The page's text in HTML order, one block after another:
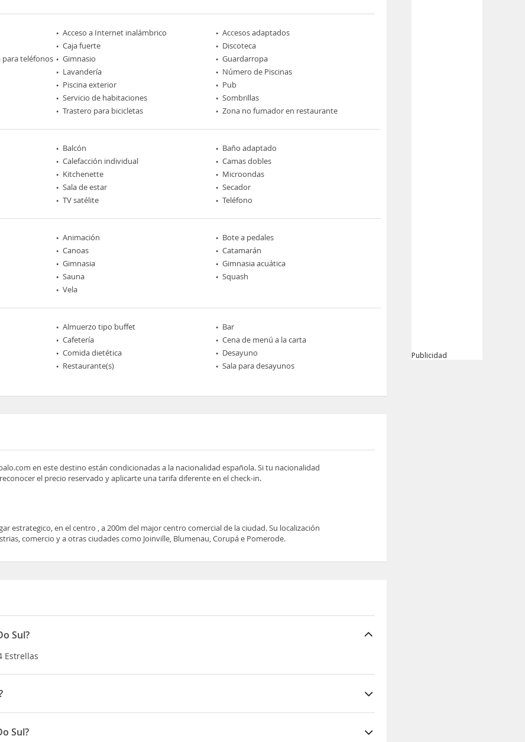
Acceso a Internet inalámbrico
Accesos adaptados
Caja fuerte
Discoteca
teléfonos
Gimnasio
Guardarropa
Lavandería
Número de Piscinas
Piscina exterior
Pub
Servicio de habitaciones
Sombrillas
Trastero para bicicletas Zona no fumador en restaurante
Balcón
Baño adaptado
Calefacción individual
Camas dobles
Kitchenette
Microondas
Sala de estar
Secador
TV satélite Teléfono
Animación
Bote a pedales
Canoas
Catamarán
Gimnasia
Gimnasia acuática
Sauna
Squash
Vela
Almuerzo tipo buffet
Bar
Cafetería
Cena de menú a la carta
Comida dietética
Desayuno
Restaurante(s) Sala para desayunos
en este destino están condicionadas a la nacionalidad española. Si tu nacionalidad
el precio reservado y aplicarte una tarifa diferente en el check-in.
estrategico, en el centro , a 200m del major centro comercial de la ciudad. Su localización
comercio y a otras ciudades como Joinville, Blumenau, Corupá e Pomerode.
Sul?
Estrellas
, a 200m del major centro comercial de la ciudad. Su localización permite un
como Joinville, Blumenau, Corupá e Pomerode.
Sul?
Publicidad